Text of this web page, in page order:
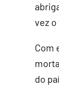
vez
Com
do